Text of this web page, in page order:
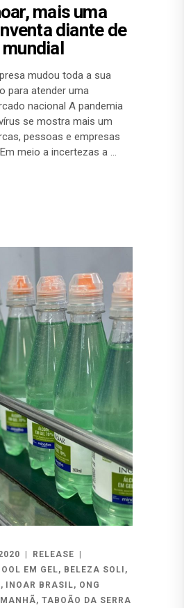
mais uma
diante de
mudou toda a sua
para atender uma
nacional A pandemia
se mostra mais um
pessoas e empresas
meio a incertezas a
RELEASE
EM GEL, BELEZA SOLI ,
, INOAR BRASIL, ONG
,TABOÃO DA SERRA